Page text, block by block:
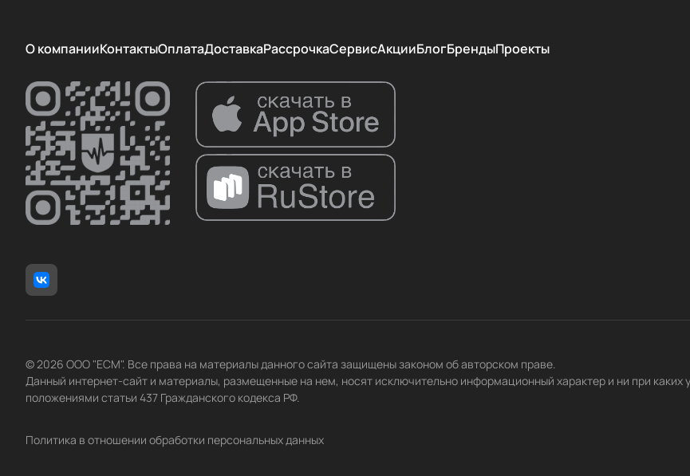
О компанииКонтактыОплатаДоставкаРассрочкаСервисАкцииБлогБрендыПроекты
© 2026 ООО "ЕСМ". Все права на материалы данного сайта защищены законом об авторском праве.
Данный интернет-сайт и материалы, размещенные на нем, носят исключительно информационный характер и ни при
положениями статьи 437 Гражданского кодекса РФ.
Политика в отношении обработки персональных данных